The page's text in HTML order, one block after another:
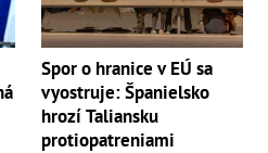
Spor o hranice v EÚ sa
vyostruje: Španielsko
hrozí Taliansku
protiopatreniami